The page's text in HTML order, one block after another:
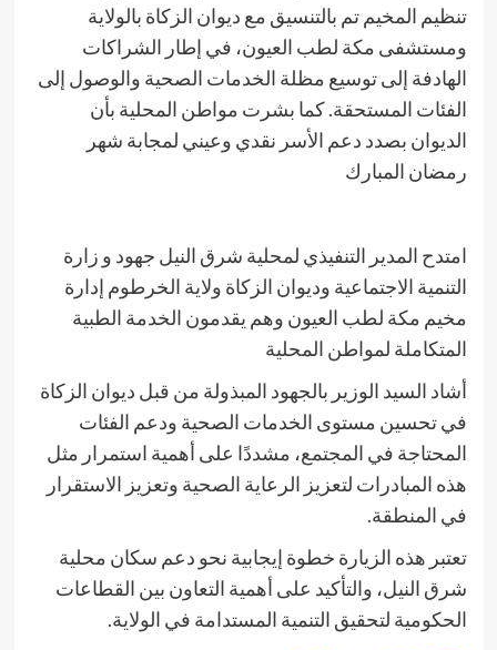
تنظيم المخيم تم بالتنسيق مع ديوان الزكاة بالولاية
ومستشفى مكة لطب العيون، في إطار الشراكات
الهادفة إلى توسيع مظلة الخدمات الصحية والوصول إلى
الفئات المستحقة. كما بشرت مواطن المحلية بأن
الديوان بصدد دعم الأسر نقدي وعيني لمجابة شهر
رمضان المبارك
امتدح المدير التنفيذي لمحلية شرق النيل جهود و زارة
التنمية الاجتماعية وديوان الزكاة ولاية الخرطوم إدارة
مخيم مكة لطب العيون وهم يقدمون الخدمة الطبية
المتكاملة لمواطن المحلية
أشاد السيد الوزير بالجهود المبذولة من قبل ديوان الزكاة
في تحسين مستوى الخدمات الصحية ودعم الفئات
المحتاجة في المجتمع، مشددًا على أهمية استمرار مثل
هذه المبادرات لتعزيز الرعاية الصحية وتعزيز الاستقرار
في المنطقة.
تعتبر هذه الزيارة خطوة إيجابية نحو دعم سكان محلية
شرق النيل، والتأكيد على أهمية التعاون بين القطاعات
الحكومية لتحقيق التنمية المستدامة في الولاية.